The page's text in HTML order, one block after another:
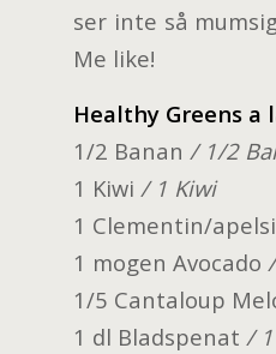
ser inte så
Me like!
Healthy Greens a
1/2 Banan / 1/2
1 Kiwi / 1 Kiwi
1 Clementin/
1 mogen Avocado
1/5 Cantaloup
1 dl Bladspenat /